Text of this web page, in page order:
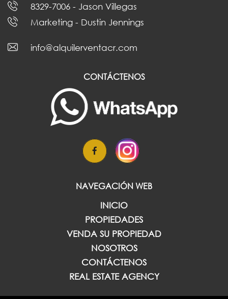
8329-7006 - Jason Villegas
Marketing - Dustin Jennings
info@alquilerventacr.com
CONTÁCTENOS
NAVEGACIÓN WEB
INICIO
PROPIEDADES
VENDA SU PROPIEDAD
NOSOTROS
CONTÁCTENOS
REAL ESTATE AGENCY